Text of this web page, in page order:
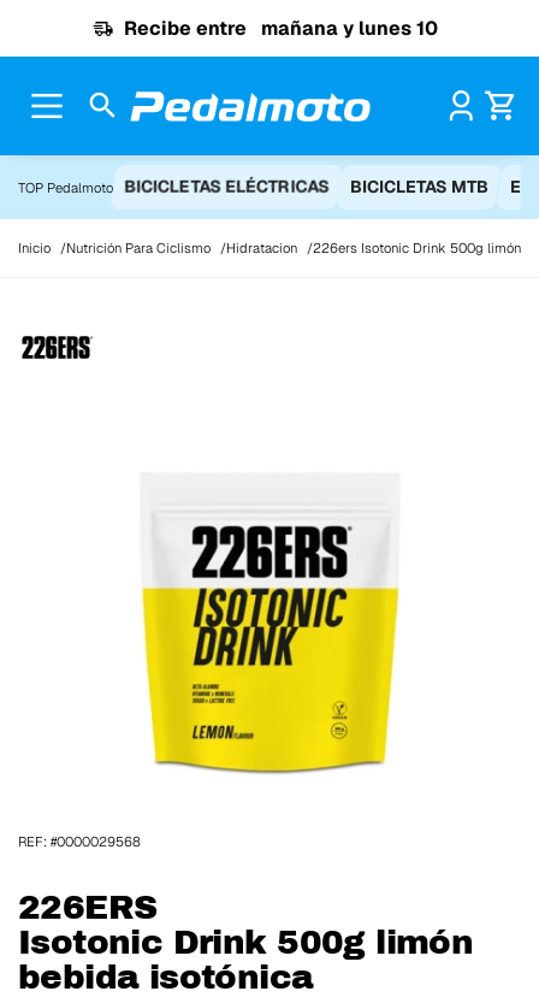
Recibe entre mañana y lunes 10
TOP Pedalmoto BICICLETAS ELÉCTRICAS BICICLETAS MTB
Inicio Nutrición Para Ciclismo Hidratacion 226ers Isotonic Drink 500g limón
226ERS
Isotonic Drink 500g limón
bebida isotónica
REF: #0000029568